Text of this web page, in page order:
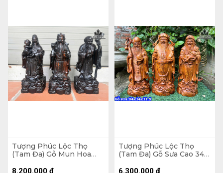
Tượng Phúc Lộc Thọ
(Tam Đa) Gỗ Mun Hoa
(cm)
8.200.000 ₫
Tượng Phúc Lộc Thọ
(Tam Đa) Gỗ Sưa Cao 34
6.300.000 ₫